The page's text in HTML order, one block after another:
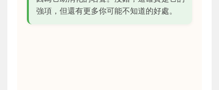
強項，但還有更多你可能不知道的好處。